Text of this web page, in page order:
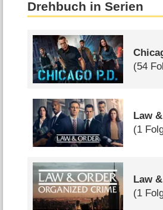
Drehbuch in Serien
(54
Law
(1
Law
(1